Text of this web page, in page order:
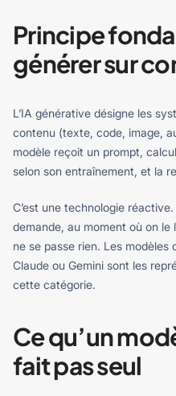
Principe
générer sur
L’IA générative désigne les
contenu (texte, code, image,
modèle reçoit un prompt,
selon son entraînement, et la
C’est une technologie
demande, au moment où on le
ne se passe rien. Les modèles
Claude ou Gemini sont les
cette catégorie.
Ce qu’un
fait pas seul